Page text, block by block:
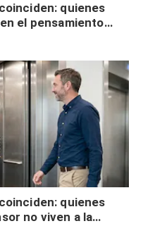
quienes
el pensamiento
quienes
no viven a la